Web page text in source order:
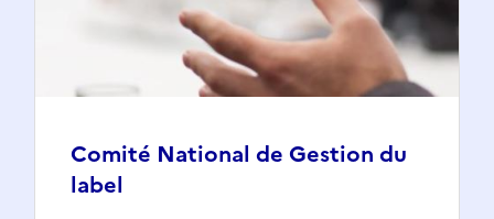
Comité National de Gestion du
label